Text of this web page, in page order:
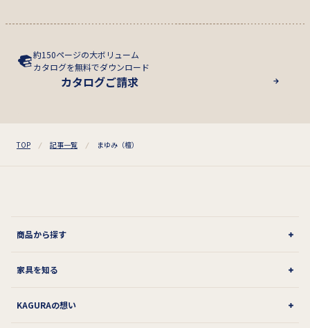
約150ページの大ボリューム
カタログを無料でダウンロード
カタログご請求
TOP 記事一覧 まゆみ（檀）
商品から探す
家具を知る
KAGURAの想い